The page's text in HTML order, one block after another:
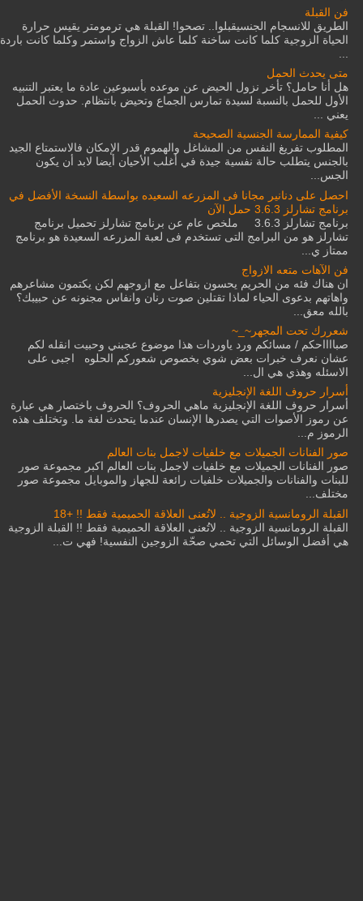
فن القبلة
الطريق للانسجام الجنسيقبلوا.. تصحوا! القبلة هي ترمومتر يقيس حرارة
الحياة الزوجية كلما كانت ساخنة كلما عاش الزواج واستمر وكلما كانت باردة
متى يحدث الحمل
هل أنا حامل؟ تأخر نزول الحيض عن موعده بأسبوعين عادة ما يعتبر التنبيه
الأول للحمل بالنسبة لسيدة تمارس الجماع وتحيض بانتظام. حدوث الحمل
يعني ...
كيفية الممارسة الجنسية الصحيحة
المطلوب تفريغ النفس من المشاغل والهموم قدر الإمكان فالاستمتاع الجيد
بالجنس يتطلب حالة نفسية جيدة في أغلب الأحيان أيضا لابد أن يكون
الجس...
احصل على دنانير مجانا فى المزرعه السعيده بواسطة النسخة الأفضل في
برنامج تشارلز 3.6.3 حمل الآن
برنامج تشارلز 3.6.3 ملخص عام عن برنامج تشارلز تحميل برنامج
تشارلز هو من البرامج التى تستخدم فى لعبة المزرعه السعيدة هو برنامج
ممتاز ي...
فن الآهات متعه الازواج
ان هناك فئه من الحريم يحسون بتفاعل مع ازوجهم لكن يكتمون مشاعرهم
واهاتهم بدعوى الحياء لماذا تقتلين صوت رنان وانفاس مجنونه عن حبيبك؟
بالله معق...
شعررك تحت المجهر~_~
صبااااحكم / مسائكم ورد ياوردات هذا موضوع عجبني وحبيت انقله لكم
عشان نعرف خبرات بعض شوي بخصوص شعوركم الحلوه اجبى على
الاسئله وهذي هي ال...
أسرار حروف اللغة الإنجليزية
أسرار حروف اللغة الإنجليزية ماهي الحروف؟ الحروف باختصار هي عبارة
عن رموز الأصوات التي يصدرها الإنسان عندما يتحدث لغة ما. وتختلف هذه
الرموز م...
صور الفنانات الجميلات مع خلفيات لاجمل بنات العالم
صور الفنانات الجميلات مع خلفيات لاجمل بنات العالم اكبر مجموعة صور
للبنات والفنانات والجميلات خلفيات رائعة للجهاز والموبايل مجموعة صور
مختلف...
القبلة الرومانسية الزوجية .. لاتُعنى العلاقة الحميمية فقط !! +18
القبلة الرومانسية الزوجية .. لاتُعنى العلاقة الحميمية فقط !! القبلة الزوجية
هي أفضل الوسائل التي تحمي صحّة الزوجين النفسية! فهي ت...